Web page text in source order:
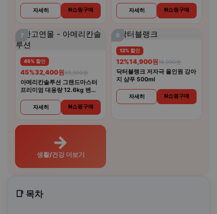
자세히 N쇼핑구매 자세히 N쇼핑구매
7
45% 할인
45%32,400원59,300원
아메리칸솔루션 그랜드마스터
프리미엄 대용량 12.6kg 벤토
자세히 N쇼핑구매
8
12% 할인
12%14,900원16,900원
닥터블랭크 저자극 올인원 강아
지 샴푸 500ml
자세히 N쇼핑구매
→
생활/건강 더보기
📑 목차